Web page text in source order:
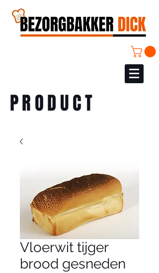
PRODUCT
Vloerwit tijger
brood gesneden